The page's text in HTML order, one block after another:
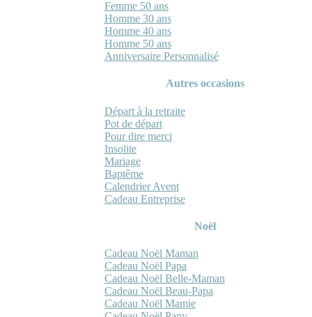
Femme 50 ans
Homme 30 ans
Homme 40 ans
Homme 50 ans
Anniversaire Personnalisé
Autres occasions
Départ à la retraite
Pot de départ
Pour dire merci
Insolite
Mariage
Baptême
Calendrier Avent
Cadeau Entreprise
Noël
Cadeau Noël Maman
Cadeau Noël Papa
Cadeau Noël Belle-Maman
Cadeau Noël Beau-Papa
Cadeau Noël Mamie